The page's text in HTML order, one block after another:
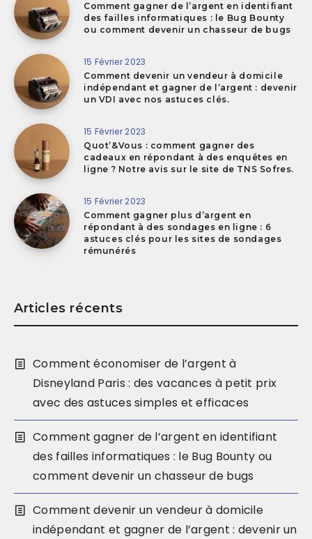
Comment gagner de l’argent en identifiant
des failles informatiques : le Bug Bounty
ou comment devenir un chasseur de bugs
15 Février 2023
Comment devenir un vendeur à domicile
indépendant et gagner de l’argent : devenir
un VDI avec nos astuces clés.
15 Février 2023
Quot’&Vous : comment gagner des
cadeaux en répondant à des enquêtes en
ligne ? Notre avis sur le site de TNS Sofres.
15 Février 2023
Comment gagner plus d’argent en
répondant à des sondages en ligne : 6
astuces clés pour les sites de sondages
rémunérés
Articles récents
Comment économiser de l’argent à
Disneyland Paris : des vacances à petit prix
avec des astuces simples et efficaces
Comment gagner de l’argent en identifiant
des failles informatiques : le Bug Bounty ou
comment devenir un chasseur de bugs
Comment devenir un vendeur à domicile
indépendant et gagner de l’argent : devenir un